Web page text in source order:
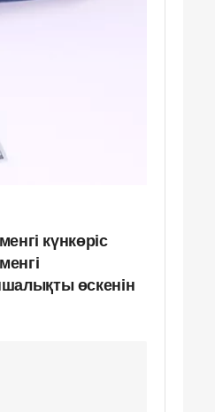
күнкөріс
өскенін